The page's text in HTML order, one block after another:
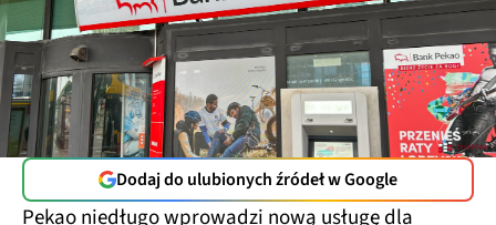
Dodaj do ulubionych źródeł w Google
Pekao niedługo wprowadzi nową usługę dla